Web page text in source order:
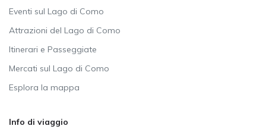
Eventi sul Lago di Como
Attrazioni del Lago di Como
Itinerari e Passeggiate
Mercati sul Lago di Como
Esplora la mappa
Info di viaggio